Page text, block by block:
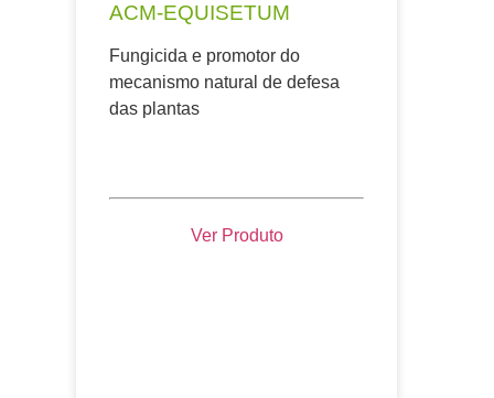
ACM-EQUISETUM
Fungicida e promotor do
mecanismo natural de defesa
das plantas
Ver Produto